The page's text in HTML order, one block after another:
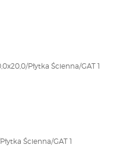
Płytka Ścienna/GAT 1
Ścienna/GAT 1